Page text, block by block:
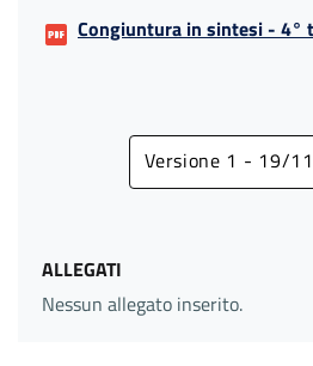
Congiuntura in sintesi - 4°
Versione 1 - 19/
ALLEGATI
Nessun allegato inserito.